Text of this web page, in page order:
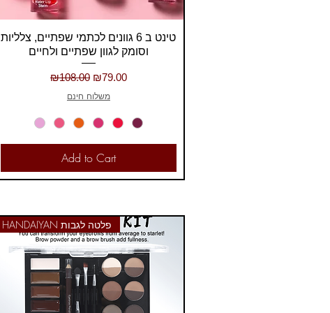
Quick View
טינט ב 6 גוונים לכתמי שפתיים, צלליות
וסומק לגוון שפתיים ולחיים
Regular Price
₪108.00 Sale Price
₪79.00
משלוח חינם
Add to Cart
HANDAIYAN פלטה לגבות